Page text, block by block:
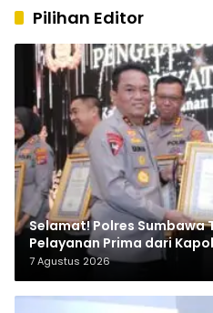
Pilihan Editor
Selamat! Polres Sumbawa
Pelayanan Prima dari
7 Agustus 2026